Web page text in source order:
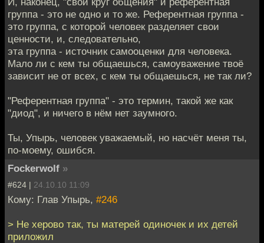
группа - это не одно и то же. Референтная группа -
это группа, с которой человек разделяет свои
ценности, и, следовательно,
эта группа - источник самооценки для человека.
Мало ли с кем ты общаешься, самоуважение твоё
зависит не от всех, с кем ты общаешься, не так ли?
"Референтная группа" - это термин, такой же как
"диод", и ничего в нём нет заумного.
Ты, Упырь, человек уважаемый, но насчёт меня ты,
по-моему, ошибся.
Fockerwolf »
#624 | 24.10.10 11:09
Кому: Глав Упырь, #246
> Не херово так, ты матерей одиночек и их детей
приложил